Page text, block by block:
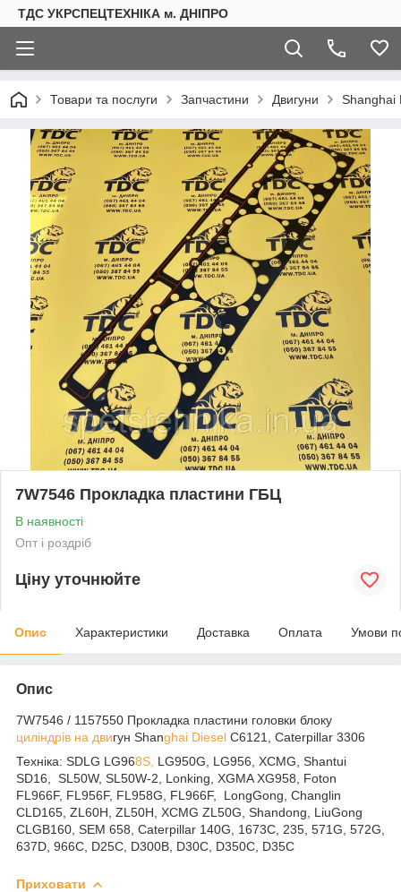
ТДС УКРСПЕЦТЕХНІКА м. ДНІПРО
Товари та послуги Запчастини Двигуни Shanghai
7W7546 Прокладка пластини ГБЦ
В наявності
Опт і роздріб
Ціну уточнюйте
Опис Характеристики Доставка Оплата Умови
Опис
7W7546 / 1157550 Прокладка пластини головки блоку
циліндрів на двигун Shanghai Diesel C6121, Caterpillar 3306
Техніка: SDLG LG968S, LG950G, LG956, XCMG, Shantui
SD16, SL50W, SL50W-2, Lonking, XGMA XG958, Foton
FL966F, FL956F, FL958G, FL966F, LongGong, Changlin
CLD165, ZL60H, ZL50H, XCMG ZL50G, Shandong, LiuGong
CLGB160, SEM 658, Caterpillar 140G, 1673C, 235, 571G, 572G,
637D, 966C, D25C, D300B, D30C, D350C, D35C
Приховати